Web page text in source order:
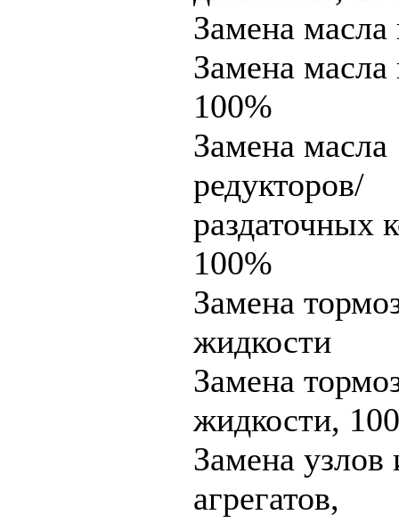
Замена
Замена
100%
Замена масла
редукторов/
раздаточных
100%
Замена
жидкости
Замена
жидкости,
Замена узлов
агрегатов,